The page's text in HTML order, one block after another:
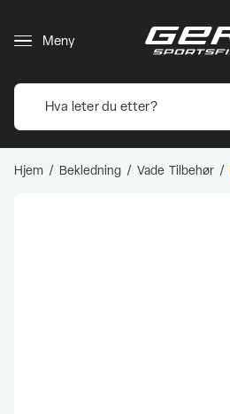
Meny
Hjem / Bekledning / Vade Tilbehør /